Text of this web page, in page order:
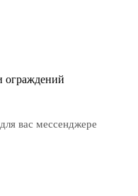
ограждений
вас мессенджере